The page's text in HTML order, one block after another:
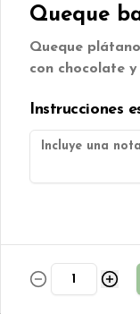
Queque
Queque
con chocolate
Instrucciones